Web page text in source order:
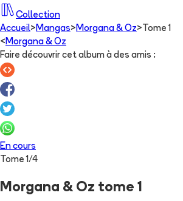
Collection
Accueil> Mangas> Morgana & Oz> Tome 1
< Morgana & Oz
Faire découvrir cet album à des amis :
En cours
Tome1/4
Morgana & Oz tome 1